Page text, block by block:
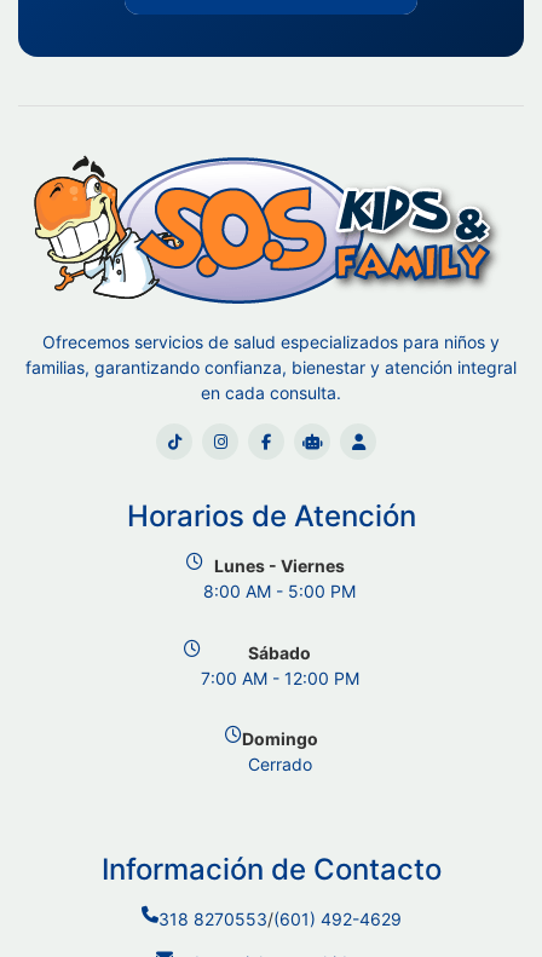
Ofrecemos servicios de salud especializados para niños y
familias, garantizando confianza, bienestar y atención integral
en cada consulta.
Horarios de Atención
Lunes - Viernes
8:00 AM - 5:00 PM
Sábado
7:00 AM - 12:00 PM
Domingo
Cerrado
Información de Contacto
318 8270553/(601) 492-4629